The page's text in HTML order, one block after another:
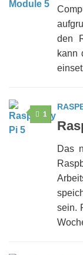
den
kann
1
Das
sein.